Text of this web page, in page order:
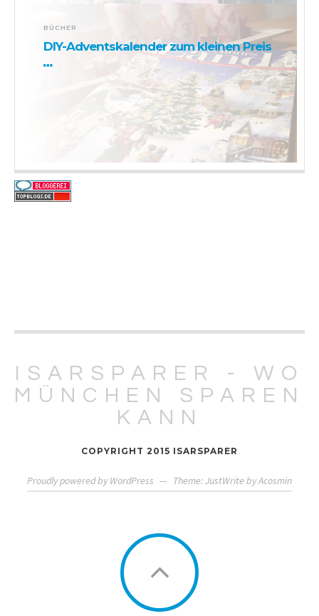
BÜCHER
DIY-Adventskalender zum kleinen Preis
ISARSPARER - WO
MÜNCHEN SPAREN
KANN
COPYRIGHT 2015 ISARSPARER
Proudly powered by WordPress — Theme: JustWrite byAcosmin